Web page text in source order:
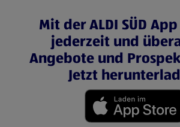
Mit der ALDI SÜD
jederzeit und
Angebote und
Jetzt